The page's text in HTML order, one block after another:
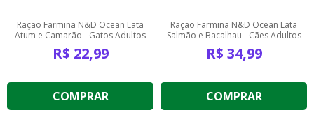
Ração Farmina N&D Ocean Lata
Atum e Camarão - Gatos Adultos
R$ 22,99
COMPRAR
Ração Farmina N&D Ocean Lata
Salmão e Bacalhau - Cães Adultos
R$ 34,99
COMPRAR